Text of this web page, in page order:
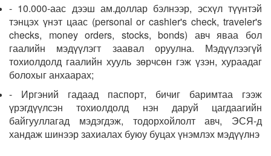
- 10.000-аас дээш ам.доллар бэлнээр, эсхүл түүнтэй
тэнцэх үнэт цаас (personal or cashier's check, traveler's
checks, money orders, stocks, bonds) авч яваа бол
гаалийн мэдүүлэгт заавал оруулна. Мэдүүлээгүй
тохиолдолд гаалийн хууль зөрчсөн гэж үзэн, хураадаг
болохыг анхаарах;
- Иргэний гадаад паспорт, бичиг баримтаа гээж
үрэгдүүлсэн тохиолдолд нэн даруй цагдаагийн
байгууллагад мэдэгдэж, тодорхойлолт авч, ЭСЯ-д
хандаж шинээр захиалах буюу буцах үнэмлэх мэдүүлнэ